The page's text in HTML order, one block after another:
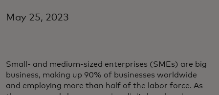
Nyheter og trender
May 25, 2023
Small- and medium-sized enterprises (SMEs) are big
business, making up 90% of businesses worldwide
and employing more than half of the labor force. As